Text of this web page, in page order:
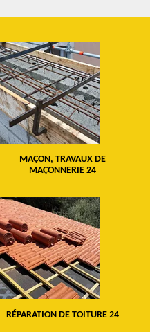
MAÇON, TRAVAUX DE
MAÇONNERIE 24
RÉPARATION DE TOITURE 24